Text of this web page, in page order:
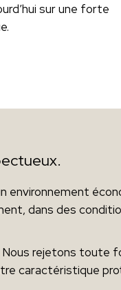
sur une forte
environnement
dans des
rejetons toute
caractéristique